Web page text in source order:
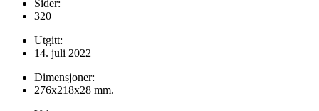
Sider:
320
Utgitt:
14. juli 2022
Dimensjoner:
276x218x28 mm.